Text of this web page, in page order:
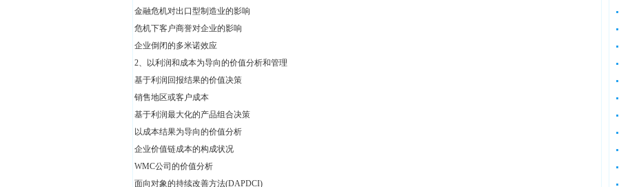
金融危机对出口型制造业的影响
危机下客户商誉对企业的影响
企业倒闭的多米诺效应
2、以利润和成本为导向的价值分析和管理
基于利润回报结果的价值决策
销售地区或客户成本
基于利润最大化的产品组合决策
以成本结果为导向的价值分析
企业价值链成本的构成状况
WMC公司的价值分析
面向对象的持续改善方法(DAPDCI)